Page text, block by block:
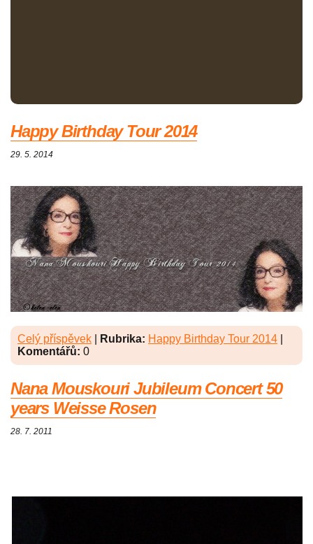
Happy Birthday Tour 2014
29. 5. 2014
Celý příspěvek Rubrika: Happy Birthday Tour 2014
Komentářů: 0
Nana Mouskouri Jubileum Concert 50
years Weisse Rosen
28. 7. 2011